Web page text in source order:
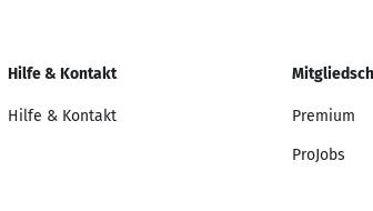
Hilfe & Kontakt
Hilfe & Kontakt Premium
ProJobs